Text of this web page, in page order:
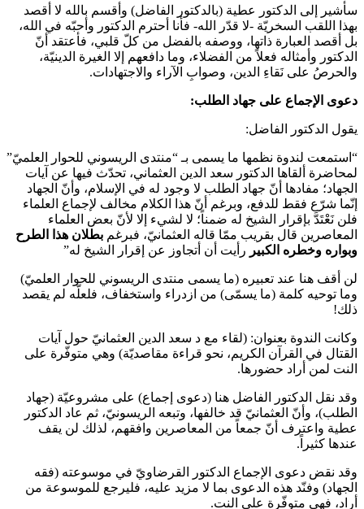
سأشير إلى الدكتور عطية (بالدكتور الفاضل) وأقسم بالله لا أقصد
بهذا اللقب السخريّة -لا قدّر الله- فأنا أحترم الدكتور وأحبّه في الله،
بل أقصد العبارة ذاتها، ووصفه بالفضل من كلّ قلبي، فأعتقد أنّ
الدكتور وأمثاله فعلاً من الفضلاء، وما دافعهم إلا الغيرة الدينيّة،
والحرصُ على نَقاءِ الدين، وصوابِ الآراء والاجتهادات.
دعوى الإجماع على جهاد الطلب:
يقول الدكتور الفاضل:
“استمعت لندوة نظمها ما يسمى بـ “منتدى الريسوني للحوار العلميّ”
لمحاضرة ألقاها الدكتور سعد الدين العثماني، تحدّث فيها عن آيات
الجهاد؛ مفادها أنّ جهاد الطلب لا وجود له في الإسلام، وأنّ الجهاد
إنّما شرّع فقط للدفع، وبرغم أنّ هذا الكلام مخالف لإجماع العلماء
فلن نَعْتَدَّ بإقرار الشيخ له ضمناً؛ لا لشيء إلا لأنّ بعض العلماء
المعاصرين قال بقريب ممّا قاله العثمانيّ، فبرغم بطلان هذا الطرح
وبواره وخطره الكبير رأيت أن أتجاوز عن إقرار الشيخ له”
لن أقف هنا عند تعبيره (ما يسمى منتدى الريسوني للحوار العلميّ)
وما توحيه كلمة (ما يسمّى) من ازدراء واستخفاف، فلعلّه لم يقصد
ذلك!
وكانت الندوة بعنوان: (لقاء مع د سعد الدين العثمانيّ حول آيات
القتال في القرآن الكريم، نحو قراءة مقاصديّة) وهي متوفّرة على
النت لمن أراد حضورها.
وقد نقل الدكتور الفاضل هنا (دعوى إجماع) على مشروعيّة (جهاد
الطلب)، وأنّ العثمانيّ قد خالفها، وتبعه الريسونيّ، ثم عاد الدكتور
عطية واعترف أنّ جمعاً من المعاصرين وافقهم، لذلك لن يقف
عندها كثيراً.
وقد نقض دعوى الإجماع الدكتور القرضاويّ في موسوعته (فقه
الجهاد) وفنّد هذه الدعوى بما لا مزيد عليه، فليرجع للموسوعة من
أراد، فهي متوفّرة على النت.